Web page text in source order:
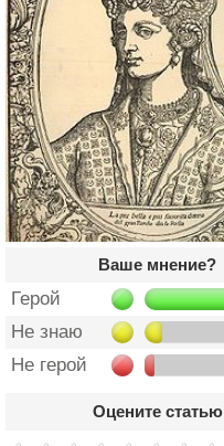
Ваше мнение?
Герой
Не знаю
Не герой
Оцените статью